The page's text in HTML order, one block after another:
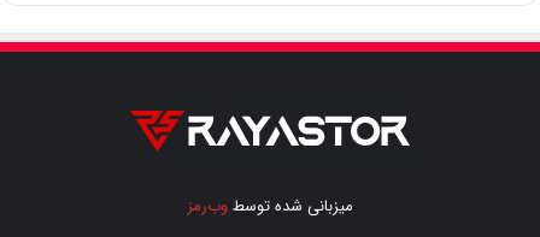
میزبانی شده توسطوب‌رمز